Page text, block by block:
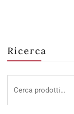
Ricerca